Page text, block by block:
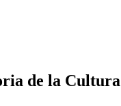
de la Cultura